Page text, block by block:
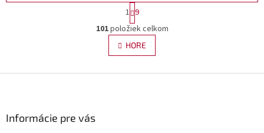
O
v
l
á
S
t
r
á
n
k
v
1 9
101položiek celkom
HORE
Informácie pre vás